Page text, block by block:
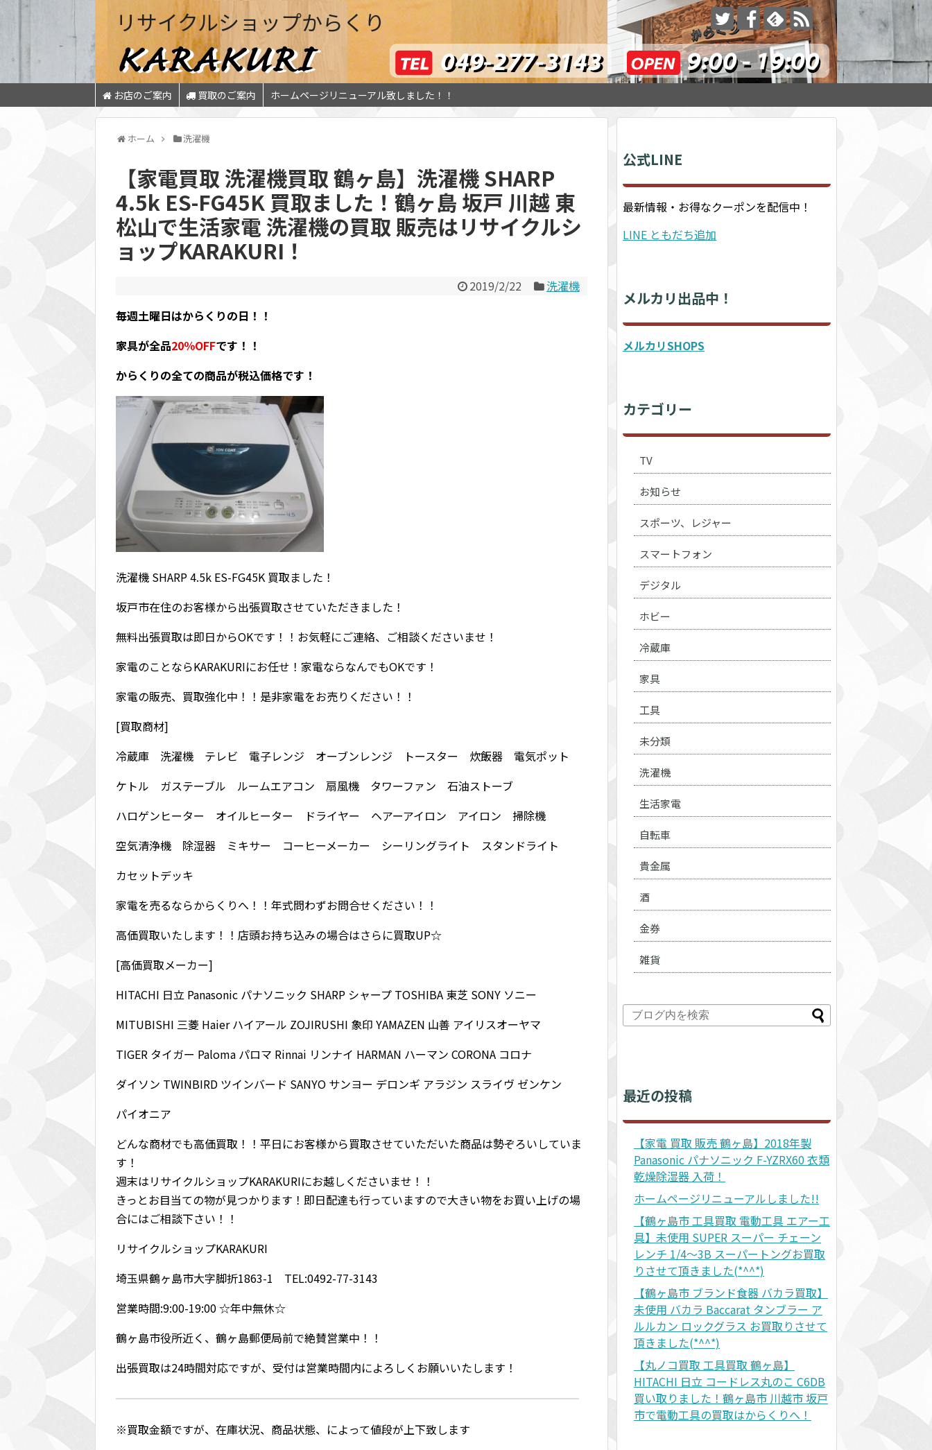
リサイクルショップからくり
お店のご案内 買取のご案内 ホームページリニューアル致しました！！
ホーム 洗濯機
【家電買取 洗濯機買取 鶴ヶ島】洗濯機 SHARP
4.5k ES-FG45K 買取ました！鶴ヶ島 坂戸 川越 東
松山で生活家電 洗濯機の買取 販売はリサイクルシ
ョップKARAKURI！
2019/2/22
洗濯機
毎週土曜日はからくりの日！！
家具が全品20％OFFです！！
からくりの全ての商品が税込価格です！
洗濯機 SHARP 4.5k ES-FG45K 買取ました！
坂戸市在住のお客様から出張買取させていただきました！
無料出張買取は即日からOKです！！お気軽にご連絡、ご相談くださいませ！
家電のことならKARAKURIにお任せ！家電ならなんでもOKです！
家電の販売、買取強化中！！是非家電をお売りください！！
[買取商材]
冷蔵庫 洗濯機 テレビ 電子レンジ オーブンレンジ トースター 炊飯器 電気ポット
ケトル ガステーブル ルームエアコン 扇風機 タワーファン 石油ストーブ
ハロゲンヒーター オイルヒーター ドライヤー ヘアーアイロン アイロン 掃除機
空気清浄機 除湿器 ミキサー コーヒーメーカー シーリングライト スタンドライト
カセットデッキ
家電を売るならからくりへ！！年式問わずお問合せください！！
高価買取いたします！！店頭お持ち込みの場合はさらに買取UP☆
[高価買取メーカー]
HITACHI 日立 Panasonic パナソニック SHARP シャープ TOSHIBA 東芝 SONY ソニー
MITUBISHI 三菱 Haier ハイアール ZOJIRUSHI 象印 YAMAZEN 山善 アイリスオーヤマ
TIGER タイガー Paloma パロマ Rinnai リンナイ HARMAN ハーマン CORONA コロナ
ダイソン TWINBIRD ツインバード SANYO サンヨー デロンギ アラジン スライヴ ゼンケン
パイオニア
どんな商材でも高価買取！！平日にお客様から買取させていただいた商品は勢ぞろいしていま
す！
週末はリサイクルショップKARAKURIにお越しくださいませ！！
きっとお目当ての物が見つかります！即日配達も行っていますので大きい物をお買い上げの場
合にはご相談下さい！！
リサイクルショップKARAKURI
埼玉県鶴ヶ島市大字脚折1863-1 TEL:0492-77-3143
営業時間:9:00-19:00 ☆年中無休☆
鶴ヶ島市役所近く、鶴ヶ島郵便局前で絶賛営業中！！
出張買取は24時間対応ですが、受付は営業時間内によろしくお願いいたします！
※買取金額ですが、在庫状況、商品状態、によって値段が上下致します
公式LINE
最新情報・お得なクーポンを配信中！
LINE ともだち追加
メルカリ出品中！
メルカリSHOPS
カテゴリー
TV
お知らせ
スポーツ、レジャー
スマートフォン
デジタル
ホビー
冷蔵庫
家具
工具
未分類
洗濯機
生活家電
自転車
貴金属
酒
金券
雑貨
最近の投稿
【家電 買取 販売 鶴ヶ島】2018年製
Panasonic パナソニック F-YZRX60 衣類
乾燥除湿器 入荷！
ホームページリニューアルしました!!
【鶴ヶ島市 工具買取 電動工具 エアー工
具】未使用 SUPER スーパー チェーン
レンチ 1/4～3B スーパートングお買取
りさせて頂きました(*^^*)
【鶴ヶ島市 ブランド食器 バカラ買取】
未使用 バカラ Baccarat タンブラー ア
ルルカン ロックグラス お買取りさせて
頂きました(*^^*)
【丸ノコ買取 工具買取 鶴ヶ島】
HITACHI 日立 コードレス丸のこ C6DB
買い取りました！鶴ヶ島市 川越市 坂戸
市で電動工具の買取はからくりへ！